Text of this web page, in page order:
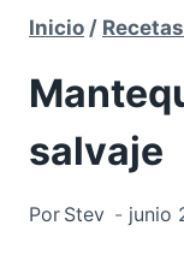
Inicio / Recetas
salvaje
Por Stev junio